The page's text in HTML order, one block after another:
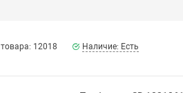
12018 Наличие: Есть